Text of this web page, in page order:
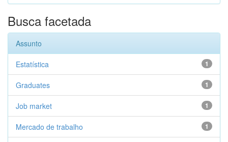
Busca facetada
Assunto
1
Estatística
1
Graduates
1
Job market
1
Mercado de trabalho